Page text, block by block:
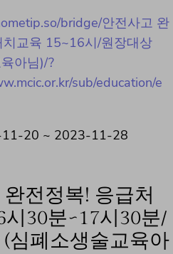
bridge/안전사고 완
치교육 15~16시/원장대상
아님)/?
sub/education/e
11-20 ~ 2023-11-28
전정복! 응급처
시30분~17시30분/
심폐소생술교육아